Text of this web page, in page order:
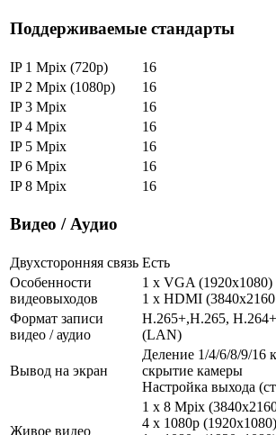
Поддерживаемые стандарты
IP 1 Mpix (720p)
16
IP 2 Mpix (1080p)
16
IP 3 Mpix
16
IP 4 Mpix
16
IP 5 Mpix
16
IP 6 Mpix
16
IP 8 Mpix
16
Видео / Аудио
Двухсторонняя связь Есть
Особенности
видеовыходов
1 x VGA
1 x HDMI
Формат записи
видео / аудио
H.265+,H.265,
(LAN)
Вывод на экран
Деление 1/4/6/8/9/16
скрытие камеры
Настройка выхода
Живое видео
1 x 8 Mpix
4 х 1080р